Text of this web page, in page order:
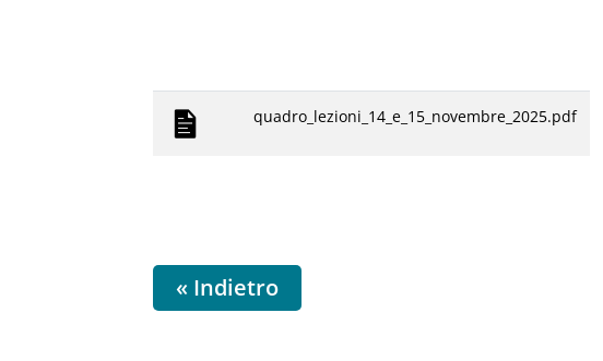
quadro_lezioni_14_e_15_novembre_2025.pdf
« Indietro